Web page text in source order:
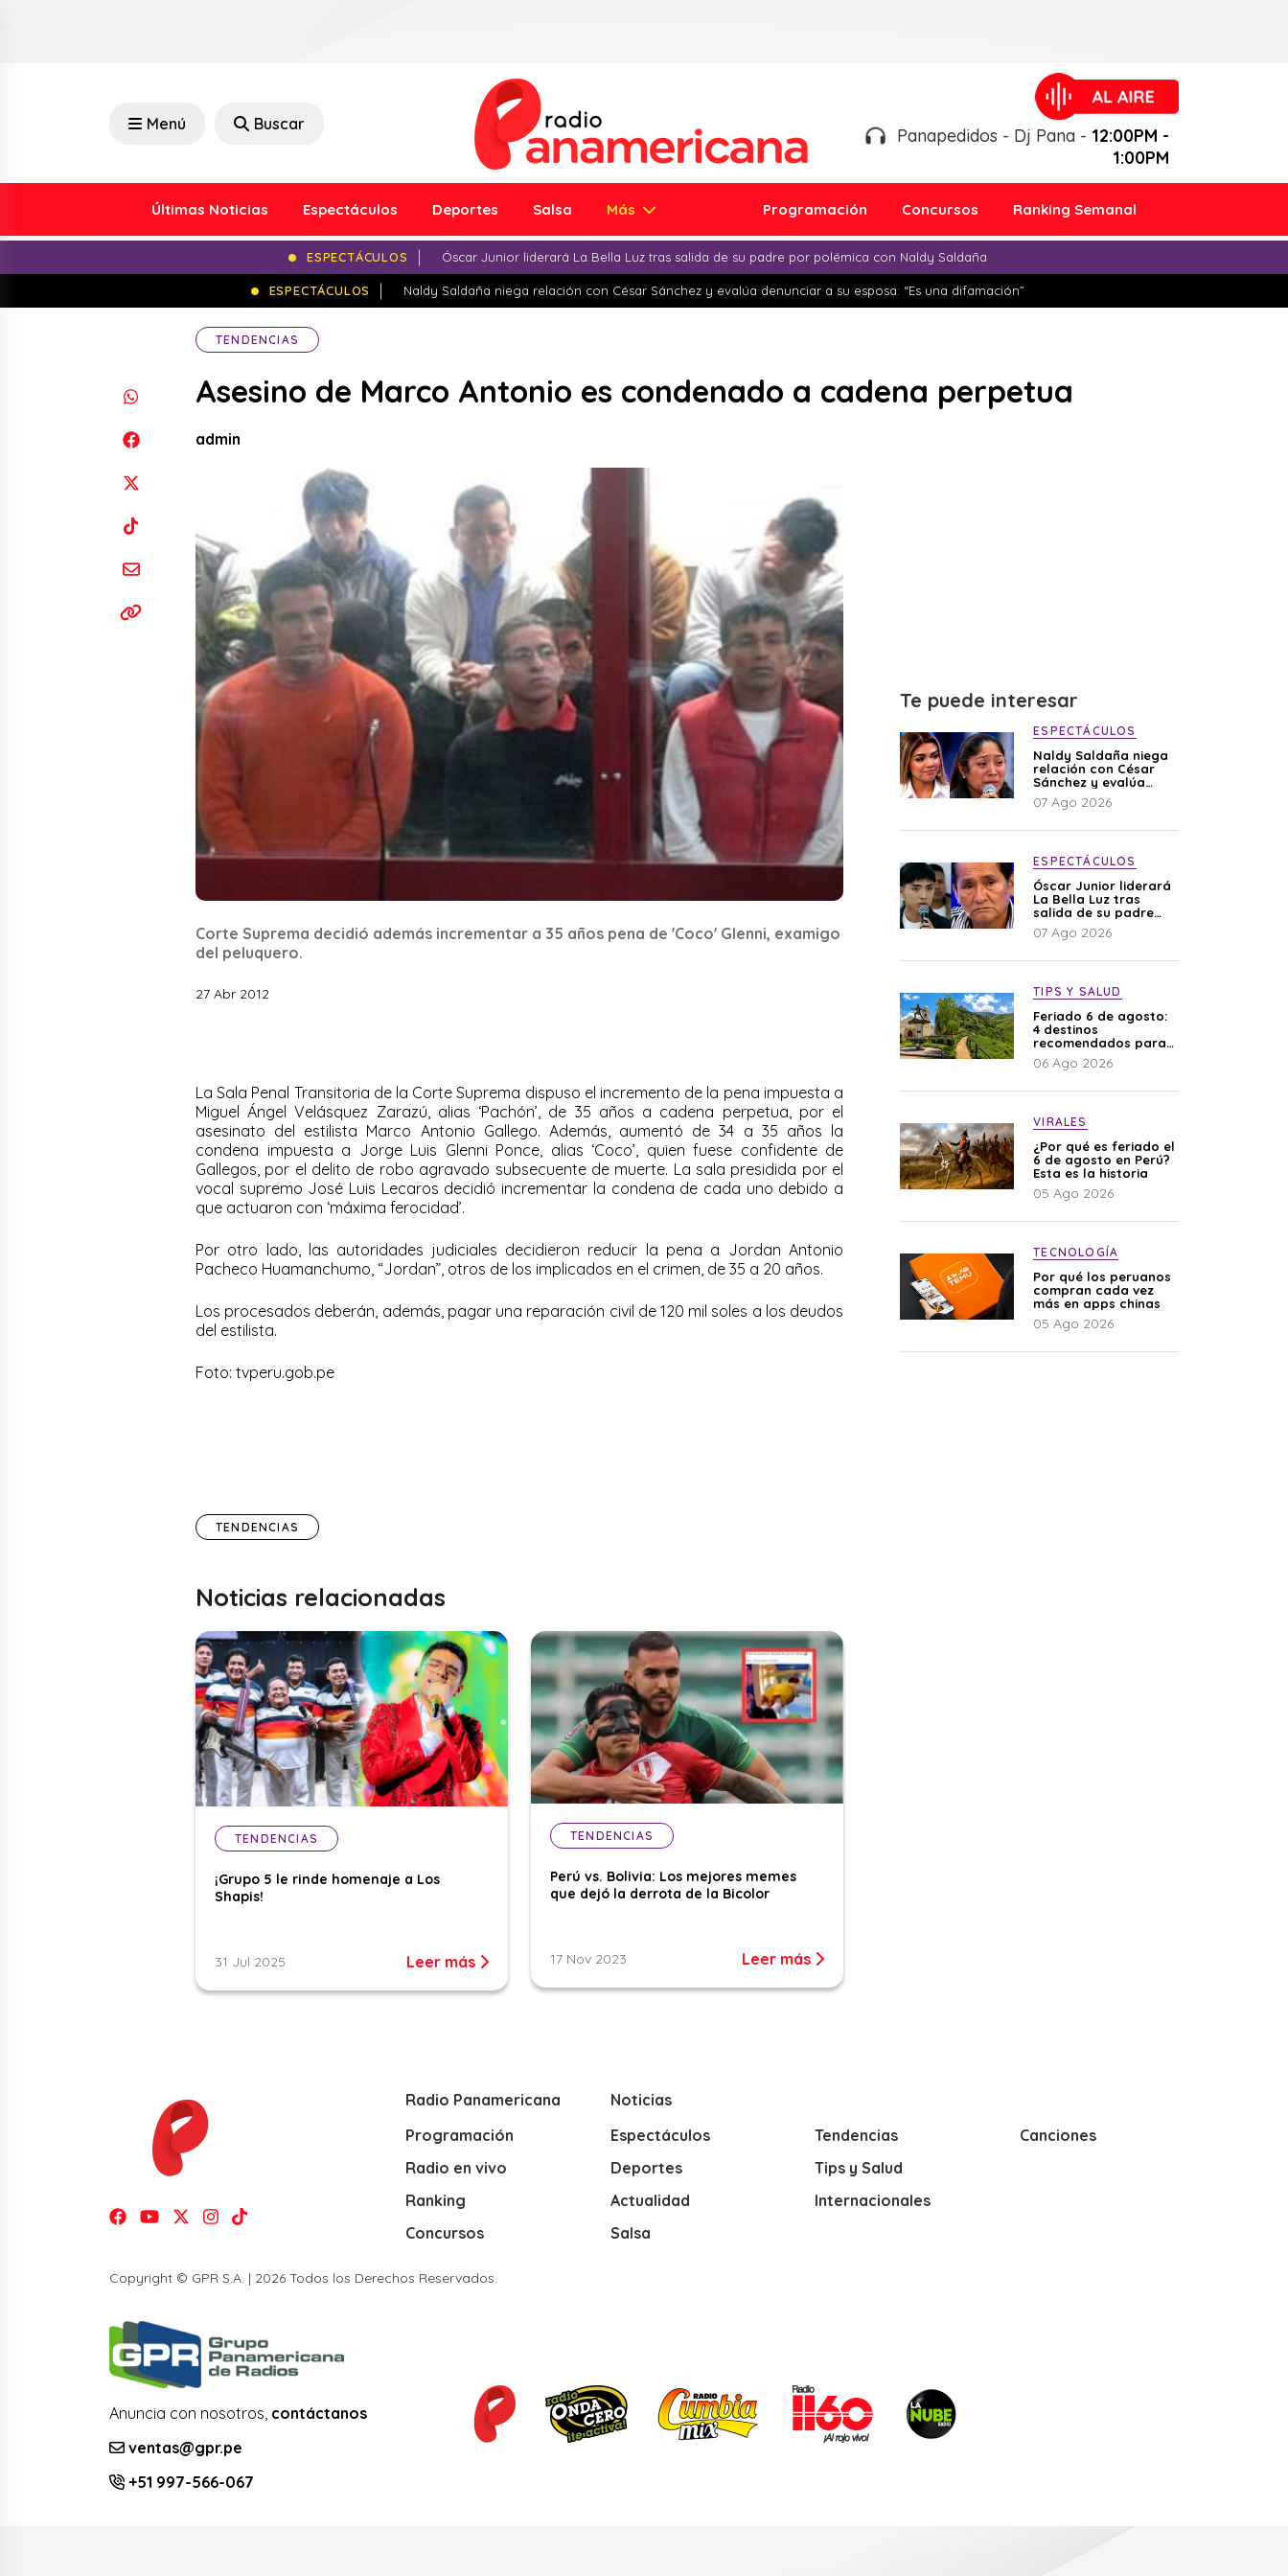
Menú Buscar
Panapedidos - Dj Pana - 12:00PM -
1:00PM
Últimas Noticias Espectáculos Deportes Salsa Más Programación Concursos Ranking Semanal
ESPECTÁCULOS Óscar Junior liderará La Bella Luz tras salida de su padre por polémica con Naldy Saldaña
ESPECTÁCULOS Naldy Saldaña niega relación con César Sánchez y evalúa denunciar a su esposa: “Es una difamación”
TENDENCIAS
Asesino de Marco Antonio es condenado a cadena perpetua
admin
Corte Suprema decidió además incrementar a 35 años pena de 'Coco' Glenni, examigo
del peluquero.
27 Abr 2012
La Sala Penal Transitoria de la Corte Suprema dispuso el incremento de la pena impuesta a
Miguel Ángel Velásquez Zarazú, alias ‘Pachón’, de 35 años a cadena perpetua, por el
asesinato del estilista Marco Antonio Gallego. Además, aumentó de 34 a 35 años la
condena impuesta a Jorge Luis Glenni Ponce, alias ‘Coco’, quien fuese confidente de
Gallegos, por el delito de robo agravado subsecuente de muerte. La sala presidida por el
vocal supremo José Luis Lecaros decidió incrementar la condena de cada uno debido a
que actuaron con ‘máxima ferocidad’.
Por otro lado, las autoridades judiciales decidieron reducir la pena a Jordan Antonio
Pacheco Huamanchumo, “Jordan”, otros de los implicados en el crimen, de 35 a 20 años.
Los procesados deberán, además, pagar una reparación civil de 120 mil soles a los deudos
del estilista.
Foto: tvperu.gob.pe
TENDENCIAS
Noticias relacionadas
TENDENCIAS
¡Grupo 5 le rinde homenaje a Los
Shapis!
31 Jul 2025 Leer más
TENDENCIAS
Perú vs. Bolivia: Los mejores memes
que dejó la derrota de la Bicolor
17 Nov 2023 Leer más
Te puede interesar
ESPECTÁCULOS
Naldy Saldaña niega
relación con César
Sánchez y evalúa
denunciar a su
esposa: “Es una
07 Ago 2026
ESPECTÁCULOS
Óscar Junior liderará
La Bella Luz tras
salida de su padre
por polémica con
Naldy Saldaña
07 Ago 2026
TIPS Y SALUD
Feriado 6 de agosto:
4 destinos
recomendados para
disfrutar el descanso
06 Ago 2026
VIRALES
¿Por qué es feriado el
6 de agosto en Perú?
Esta es la historia
05 Ago 2026
TECNOLOGÍA
Por qué los peruanos
compran cada vez
más en apps chinas
05 Ago 2026
Radio Panamericana
Programación
Radio en vivo
Ranking
Concursos
Noticias
Espectáculos
Deportes
Actualidad
Salsa
Tendencias
Tips y Salud
Internacionales
Canciones
Copyright © GPR S.A. | 2026 Todos los Derechos Reservados.
Anuncia con nosotros, contáctanos
ventas@gpr.pe
+51 997-566-067